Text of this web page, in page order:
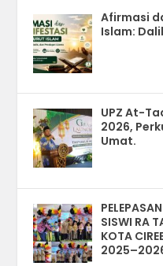
Afirmasi
Islam:
UPZ At-
2026,
Umat.
SISWI RA
KOTA